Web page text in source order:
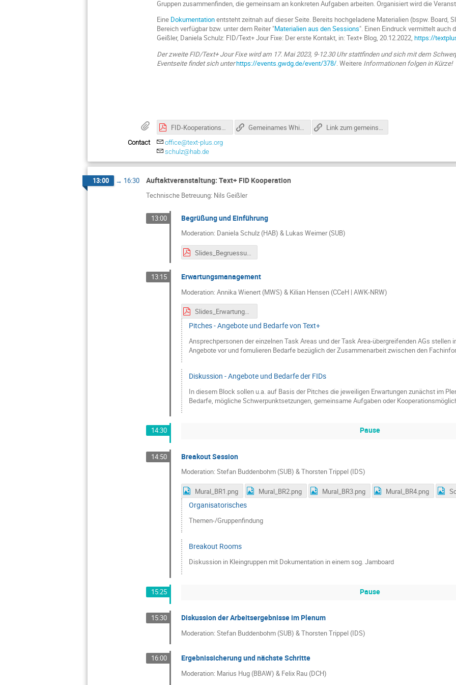
Gruppen zusammenfinden, die gemeinsam an konkreten Aufgaben arbeiten. Organisiert wird die
Eine Dokumentationentsteht zeitnah auf dieser Seite. Bereits hochgeladene Materialien (bspw. Board,
Bereich verfügbar bzw. unter dem Reiter "Materialien aus den Sessions". Einen Eindruck vermittelt auch
Geißler, Daniela Schulz: FID/Text+ Jour Fixe: Der erste Kontakt, in: Text+ Blog, 20.12.2022,https://
Der zweite FID/Text+ Jour Fixe wird am 17. Mai 2023, 9-12.30 Uhr stattfinden und sich mit dem
Eventseite findet sich unterhttps://events.gwdg.de/event/378/ . Weitere Informationen folgen in Kürze!
FID-Kooperationsworkshop 18102022.pdf Gemeinames Whiteboard (Mural) für Breakout Session Link zum gemeinsamen Pad
Contact
office@text-plus.org
schulz@hab.de
13:00 → 16:30 Auftaktveranstaltung: Text+ FID Kooperation
Technische Betreuung: Nils Geißler
13:00 Begrüßung und Einführung
Moderation: Daniela Schulz (HAB) & Lukas Weimer (SUB)
Slides_BegruessungundEinfuehrung.pdf
13:15 Erwartungsmanagement
Moderation: Annika Wienert (MWS) & Kilian Hensen (CCeH | AWK-NRW)
Slides_Erwartungsmanagement.pdf
Pitches - Angebote und Bedarfe von Text+
Ansprechpersonen der einzelnen Task Areas und der Task Area-übergreifenden AGs stellen
Angebote vor und fomulieren Bedarfe bezüglich der Zusammenarbeit zwischen den
Diskussion - Angebote und Bedarfe der FIDs
In diesem Block sollen u.a. auf Basis der Pitches die jeweiligen Erwartungen zunächst im
Bedarfe, mögliche Schwerpunktsetzungen, gemeinsame Aufgaben oder
14:30 Pause
14:50 Breakout Session
Moderation: Stefan Buddenbohm (SUB) & Thorsten Trippel (IDS)
Mural_BR1.png Mural_BR2.png Mural_BR3.png Mural_BR4.png
Organisatorisches
Themen-/Gruppenfindung
Breakout Rooms
Diskussion in Kleingruppen mit Dokumentation in einem sog. Jamboard
15:25 Pause
15:30 Diskussion der Arbeitsergebnisse im Plenum
Moderation: Stefan Buddenbohm (SUB) & Thorsten Trippel (IDS)
16:00 Ergebnissicherung und nächste Schritte
Moderation: Marius Hug (BBAW) & Felix Rau (DCH)